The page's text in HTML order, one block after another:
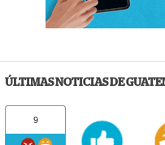
ÚLTIMAS NOTICIAS DE
9